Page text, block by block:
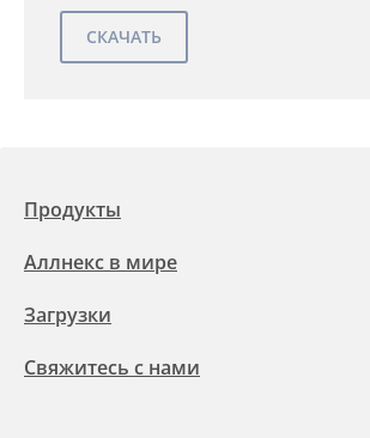
Продукты
Аллнекс в мире
Загрузки
Свяжитесь с нами